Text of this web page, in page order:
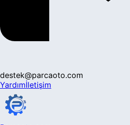
destek@parcaoto.com
Yardımİletişim